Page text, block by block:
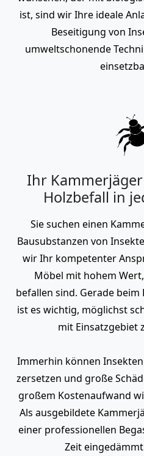
ist, sind wir Ihre ideale
Beseitigung von
umweltschonende
Ihr
Holzbefall in
Sie suchen einen
Bausubstanzen von
wir Ihr kompetenter
Möbel mit hohem
befallen sind. Gerade
ist es wichtig, möglichst
mit Einsatzgebiet
Immerhin können
zersetzen und große
großem Kostenaufwand
Als ausgebildete
einer professionellen
Zeit